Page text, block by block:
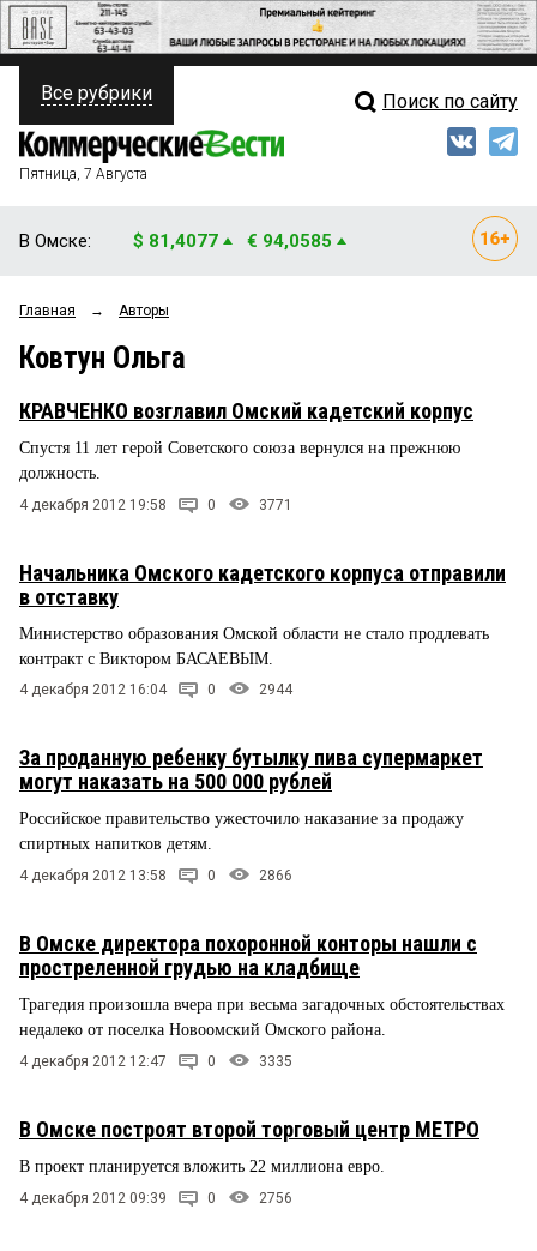
ПОЛИТИКА
ФИНАНСЫ
ОБЩЕСТВО
ЗАКОН
ПРОИСШЕСТВИЯ
Свежий выпуск
Блоги
Все рубрики Поиск по сайту
Пятница, 7 Августа
В Омске: $ 81,4077 € 94,0585
Главная → Авторы
Ковтун Ольга
КРАВЧЕНКО возглавил Омский кадетский корпус
Спустя 11 лет герой Советского союза вернулся на прежнюю
должность.
4 декабря 2012 19:58 0 3771
Начальника Омского кадетского корпуса отправили
в отставку
Министерство образования Омской области не стало продлевать
контракт с Виктором БАСАЕВЫМ.
4 декабря 2012 16:04 0 2944
За проданную ребенку бутылку пива супермаркет
могут наказать на 500 000 рублей
Российское правительство ужесточило наказание за продажу
спиртных напитков детям.
4 декабря 2012 13:58 0 2866
В Омске директора похоронной конторы нашли с
простреленной грудью на кладбище
Трагедия произошла вчера при весьма загадочных обстоятельствах
недалеко от поселка Новоомский Омского района.
4 декабря 2012 12:47 0 3335
В Омске построят второй торговый центр МЕТРО
В проект планируется вложить 22 миллиона евро.
4 декабря 2012 09:39 0 2756